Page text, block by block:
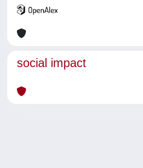
social impact